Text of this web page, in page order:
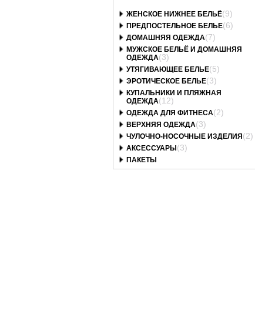
ЖЕНСКОЕ НИЖНЕЕ БЕЛЬЁ(9)
ПРЕДПОСТЕЛЬНОЕ БЕЛЬЕ(6)
ДОМАШНЯЯ ОДЕЖДА(7)
МУЖСКОЕ БЕЛЬЁ И ДОМАШНЯЯ
ОДЕЖДА(3)
УТЯГИВАЮЩЕЕ БЕЛЬЕ(5)
ЭРОТИЧЕСКОЕ БЕЛЬЕ(3)
КУПАЛЬНИКИ И ПЛЯЖНАЯ
ОДЕЖДА(12)
ОДЕЖДА ДЛЯ ФИТНЕСА(2)
ВЕРХНЯЯ ОДЕЖДА(3)
ЧУЛОЧНО-НОСОЧНЫЕ ИЗДЕЛИЯ (2)
АКСЕССУАРЫ (3)
ПАКЕТЫ